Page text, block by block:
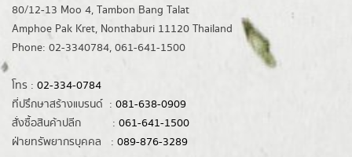
80/12-13 Moo 4, Tambon Bang Talat
Amphoe Pak Kret, Nonthaburi 11120 Thailand
Phone: 02-3340784, 061-641-1500
โทร : 02-334-0784
ที่ปรึกษาสร้างแบรนด์ : 081-638-0909
สั่งซื้อสินค้าปลีก : 061-641-1500
ฝ่ายทรัพยากรบุคคล : 089-876-3289